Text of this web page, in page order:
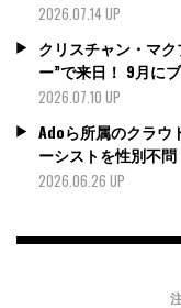
2026.07.14 UP
クリスチャン・マ
ー”で来日！ 9月に
2026.07.10 UP
Adoら所属のクラウ
ーシストを性別不
2026.06.26 UP